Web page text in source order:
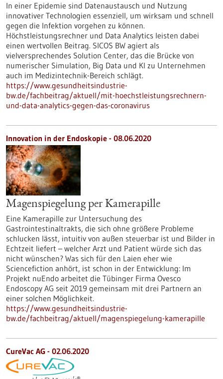
In einer Epidemie sind Datenaustausch und Nutzung
innovativer Technologien essenziell, um wirksam und schnell
gegen die Infektion vorgehen zu können.
Höchstleistungsrechner und Data Analytics leisten dabei
einen wertvollen Beitrag. SICOS BW agiert als
vielversprechendes Solution Center, das die Brücke von
numerischer Simulation, Big Data und KI zu Unternehmen
auch im Medizintechnik-Bereich schlägt.
https://www.gesundheitsindustrie-
bw.de/fachbeitrag/aktuell/mit-hoechstleistungsrechnern-
und-data-analytics-gegen-das-coronavirus
Innovation in der Endoskopie - 08.06.2020
Magenspiegelung per Kamerapille
Eine Kamerapille zur Untersuchung des
Gastrointestinaltrakts, die sich ohne größere Probleme
schlucken lässt, intuitiv von außen steuerbar ist und Bilder in
Echtzeit liefert – welcher Arzt und Patient würde sich das
nicht wünschen? Was sich für den Laien eher wie
Sciencefiction anhört, ist schon in der Entwicklung: Im
Projekt nuEndo arbeitet die Tübinger Firma Ovesco
Endoscopy AG seit 2019 gemeinsam mit drei Partnern an
einer solchen Möglichkeit.
https://www.gesundheitsindustrie-
bw.de/fachbeitrag/aktuell/magenspiegelung-kamerapille
CureVac AG - 02.06.2020